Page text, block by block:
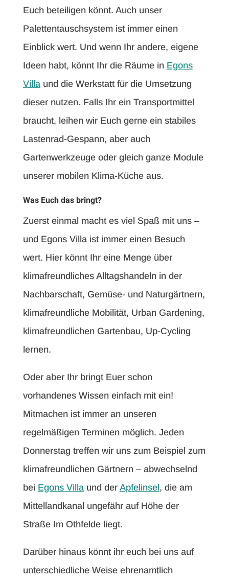
Euch beteiligen könnt. Auch unser
Palettentauschsystem ist immer einen
Einblick wert. Und wenn Ihr andere, eigene
Ideen habt, könnt Ihr die Räume in Egons
Villaund die Werkstatt für die Umsetzung
dieser nutzen. Falls Ihr ein Transportmittel
braucht, leihen wir Euch gerne ein stabiles
Lastenrad-Gespann, aber auch
Gartenwerkzeuge oder gleich ganze Module
unserer mobilen Klima-Küche aus.
Was Euch das bringt?
Zuerst einmal macht es viel Spaß mit uns –
und Egons Villa ist immer einen Besuch
wert. Hier könnt Ihr eine Menge über
klimafreundliches Alltagshandeln in der
Nachbarschaft, Gemüse- und Naturgärtnern,
klimafreundliche Mobilität, Urban Gardening,
klimafreundlichen Gartenbau, Up-Cycling
lernen.
Oder aber Ihr bringt Euer schon
vorhandenes Wissen einfach mit ein!
Mitmachen ist immer an unseren
regelmäßigen Terminen möglich. Jeden
Donnerstag treffen wir uns zum Beispiel zum
klimafreundlichen Gärtnern – abwechselnd
bei Egons Villaund der Apfelinsel , die am
Mittellandkanal ungefähr auf Höhe der
Straße Im Othfelde liegt.
Darüber hinaus könnt ihr euch bei uns auf
unterschiedliche Weise ehrenamtlich